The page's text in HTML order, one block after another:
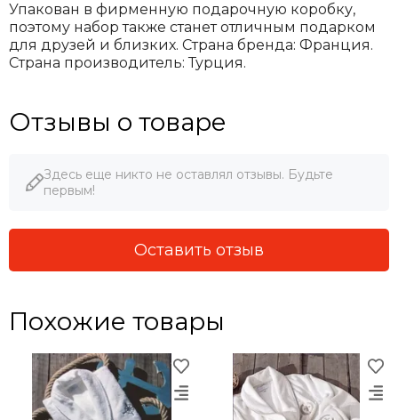
Упакован в фирменную подарочную коробку,
поэтому набор также станет отличным подарком
для друзей и близких. Страна бренда: Франция.
Страна производитель: Турция.
Отзывы о товаре
Здесь еще никто не оставлял отзывы. Будьте
первым!
Оставить отзыв
Похожие товары